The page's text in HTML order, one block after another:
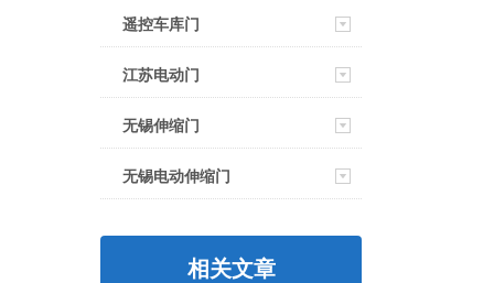
遥控车库门
江苏电动门
无锡伸缩门
无锡电动伸缩门
相关文章